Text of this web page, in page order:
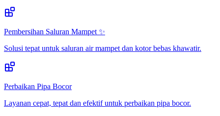
Pembersihan Saluran Mampet ✨
Solusi tepat untuk saluran air mampet dan kotor bebas khawatir.
Perbaikan Pipa Bocor
Layanan cepat, tepat dan efektif untuk perbaikan pipa bocor.